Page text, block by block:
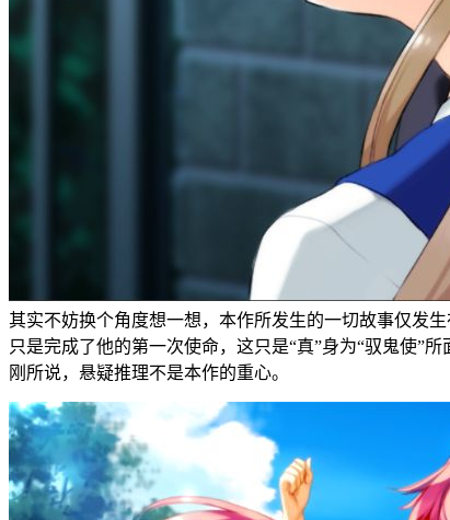
其实不妨换个角度想一想，本作所发生的一切故事仅发
只是完成了他的第一次使命，这只是“真”身为“驭鬼使”
刚所说，悬疑推理不是本作的重心。